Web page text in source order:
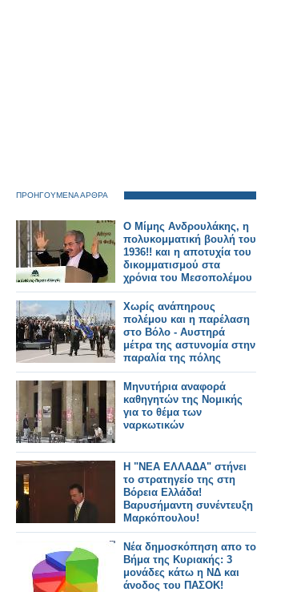
ΠΡΟΗΓΟΥΜΕΝΑ ΑΡΘΡΑ
Ο Μίμης Ανδρουλάκης, η
πολυκομματική βουλή του
1936!! και η αποτυχία του
δικομματισμού στα
χρόνια του Μεσοπολέμου
Χωρίς ανάπηρους
πολέμου και η παρέλαση
στο Βόλο - Αυστηρά
μέτρα της αστυνομία στην
παραλία της πόλης
Μηνυτήρια αναφορά
καθηγητών της Νομικής
για το θέμα των
ναρκωτικών
H "NEA EΛΛΑΔΑ" στήνει
το στρατηγείο της στη
Βόρεια Ελλάδα!
Βαρυσήμαντη συνέντευξη
Μαρκόπουλου!
Νέα δημοσκόπηση απο το
Βήμα της Κυριακής: 3
μονάδες κάτω η ΝΔ και
άνοδος του ΠΑΣΟΚ!